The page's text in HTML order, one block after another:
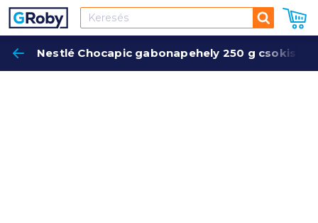
Keresés
Nestlé Chocapic gabonapehely 250 g csokis